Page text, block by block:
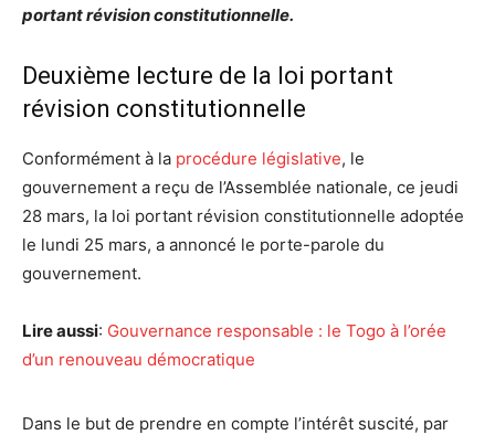
portant révision constitutionnelle.
Deuxième lecture de la loi portant
révision constitutionnelle
Conformément à la procédure législative, le
gouvernement a reçu de l’Assemblée nationale, ce jeudi
28 mars, la loi portant révision constitutionnelle adoptée
le lundi 25 mars, a annoncé le porte-parole du
gouvernement.
Lire aussi: Gouvernance responsable : le Togo à l’orée
d’un renouveau démocratique
Dans le but de prendre en compte l’intérêt suscité, par